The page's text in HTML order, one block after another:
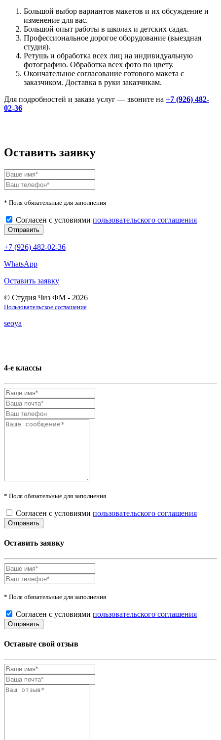
Большой выбор вариантов макетов и их обсуждение и
изменение для вас.
Большой опыт работы в школах и детских садах.
Профессиональное дорогое оборудование (выездная
студия).
Ретушь и обработка всех лиц на индивидуальную
фотографию. Обработка всех фото по цвету.
Окончательное согласование готового макета с
заказчиком. Доставка в руки заказчикам.
Для подробностей и заказа услуг — звоните на +7 (926) 482-
02-36
Оставить заявку
* Поля обязательные для заполнения
Согласен с условиями пользовательского соглашения
+7 (926) 482-02-36
WhatsApp
Оставить заявку
© Студия Чиз ФМ - 2026
Пользовательское соглашение
seoya
4-е классы
* Поля обязательные для заполнения
Согласен с условиями пользовательского соглашения
Оставить заявку
* Поля обязательные для заполнения
Согласен с условиями пользовательского соглашения
Оставьте свой отзыв